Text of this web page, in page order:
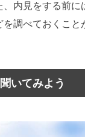
内見をする前に
調べておくこと
いてみよう